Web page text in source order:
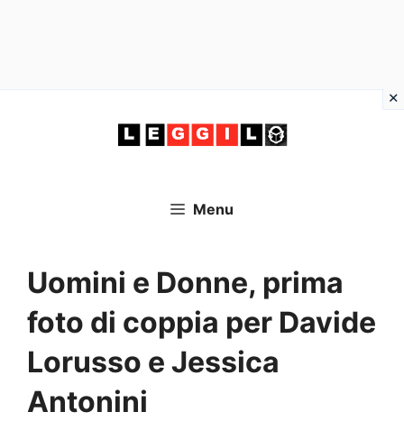
Menu
Uomini e Donne, prima
foto di coppia per Davide
Lorusso e Jessica
Antonini